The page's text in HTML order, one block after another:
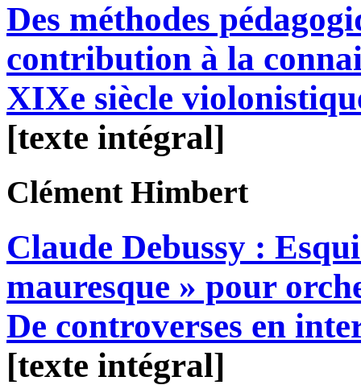
Des méthodes
contribution à la
XIXe siècle
[texte intégral]
Clément Himbert
Claude Debussy :
mauresque » pour
De controverses en
[texte intégral]